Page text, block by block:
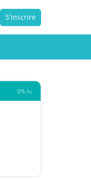
S'inscrire
0% lu